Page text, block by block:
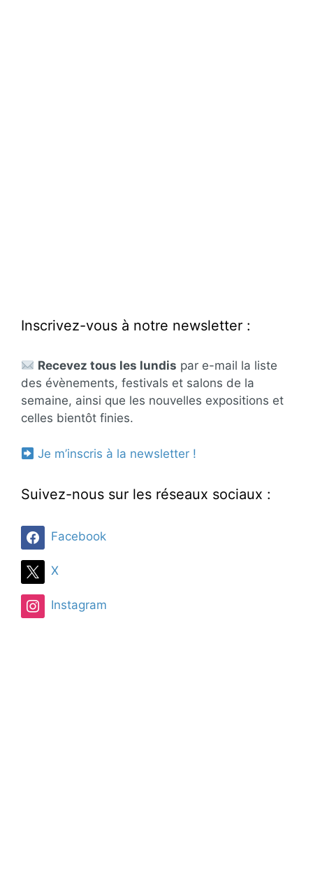
Inscrivez-vous à notre newsletter :
Recevez tous les lundis par e-mail la liste
des évènements, festivals et salons de la
semaine, ainsi que les nouvelles expositions et
celles bientôt finies.
Je m’inscris à la newsletter !
Suivez-nous sur les réseaux sociaux :
Facebook
X
Instagram